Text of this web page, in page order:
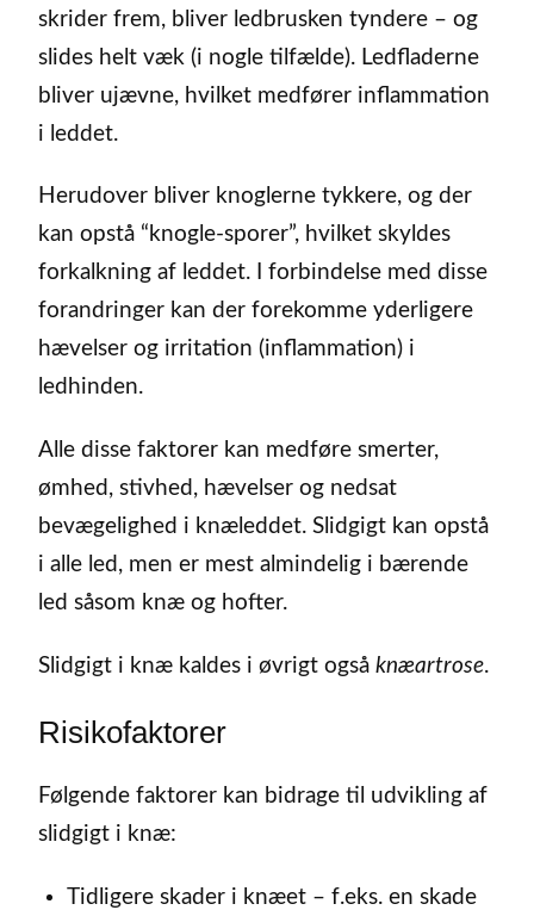
skrider frem, bliver ledbrusken tyndere – og
slides helt væk (i nogle tilfælde). Ledfladerne
bliver ujævne, hvilket medfører inflammation
i leddet.
Herudover bliver knoglerne tykkere, og der
kan opstå “knogle-sporer”, hvilket skyldes
forkalkning af leddet. I forbindelse med disse
forandringer kan der forekomme yderligere
hævelser og irritation (inflammation) i
ledhinden.
Alle disse faktorer kan medføre smerter,
ømhed, stivhed, hævelser og nedsat
bevægelighed i knæleddet. Slidgigt kan opstå
i alle led, men er mest almindelig i bærende
led såsom knæ og hofter.
Slidgigt i knæ kaldes i øvrigt også knæartrose.
Risikofaktorer
Følgende faktorer kan bidrage til udvikling af
slidgigt i knæ:
Tidligere skader i knæet – f.eks. en skade